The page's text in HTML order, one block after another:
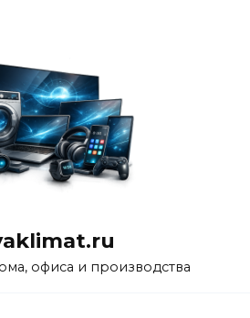
офиса и производства